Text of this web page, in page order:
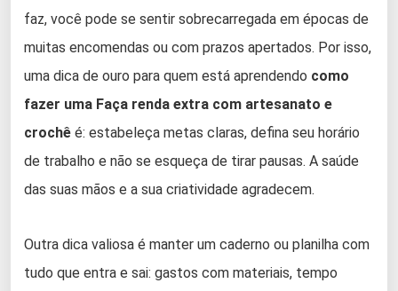
faz, você pode se sentir sobrecarregada em épocas de
muitas encomendas ou com prazos apertados. Por isso,
uma dica de ouro para quem está aprendendo como
fazer uma Faça renda extra com artesanato e
crochê é: estabeleça metas claras, defina seu horário
de trabalho e não se esqueça de tirar pausas. A saúde
das suas mãos e a sua criatividade agradecem.
Outra dica valiosa é manter um caderno ou planilha com
tudo que entra e sai: gastos com materiais, tempo